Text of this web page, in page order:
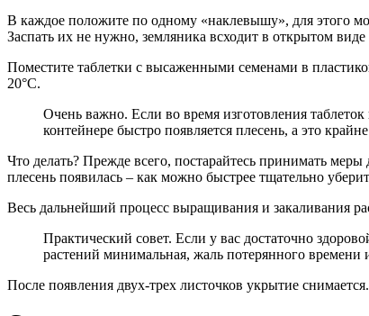
В каждое положите по одному «наклевышу», для этого
Заспать их не нужно, земляника всходит в открытом виде
Поместите таблетки с высаженными семенами в
20°С.
Очень важно. Если во время изготовления
контейнере быстро появляется плесень, а это
Что делать? Прежде всего, постарайтесь принимать
плесень появилась – как можно быстрее тщательно
Весь дальнейший процесс выращивания и закаливания
Практический совет. Если у вас достаточно
растений минимальная, жаль потерянного времени
После появления двух-трех листочков укрытие